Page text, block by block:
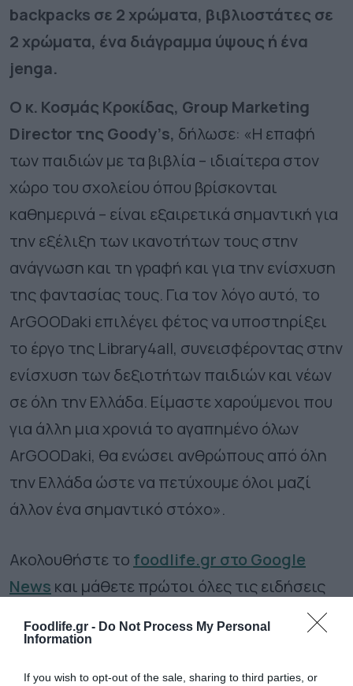
Foodlife.gr - Do Not Process My Personal
Information
If you wish to opt-out of the sale, sharing to third parties, or
backpacks σε 2 χρώματα, βιβλιοστάτες σε
2 χρώματα, ένα διάγραμμα ύψους ή ένα
jenga.
Ο κ. Κοσμάς Κροκίδας, Group Marketing
Director της Goody’s, δήλωσε: «H επαφή
των παιδιών με τα βιβλία – ιδιαίτερα στον
χώρο του σχολείου όπου βρίσκονται
καθημερινά – είναι εξαιρετικά σημαντική για
την εξέλιξη των ικανοτήτων τους στην
ανάγνωση και τη γραφή και για την ενίσχυση
της φαντασίας τους. Για τον λόγο αυτό, το
ArGOODaki επιλέγει φέτος να υποστηρίξει
το έργο της Library4all, συνεισφέροντας στην
ενίσχυση των δεξιοτήτων παιδιών και νέων
σε όλη την Ελλάδα. Είμαστε χαρούμενοι που
για άλλη μια χρονιά το αγαπημένο όλων
ArGOODaki, θα ενώσει ανθρώπους από όλη
την Ελλάδα ώστε να πετύχουμε όλοι μαζί
άλλον ένα σημαντικό στόχο».
Ακολουθήστε το foodlife.gr στο Google
News και μάθετε πρώτοι όλες τις ειδήσεις
TAGS: ARGOODAKI